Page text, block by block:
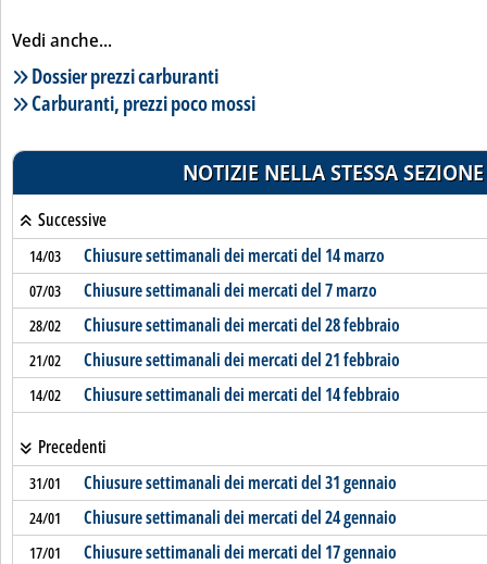
Vedi anche...
Lista notizie correlate
Dossier prezzi carburanti
Carburanti, prezzi poco mossi
NOTIZIE NELLA STESSA SEZIONE
Successive
14/03 Chiusure settimanali dei mercati del 14 marzo
07/03 Chiusure settimanali dei mercati del 7 marzo
28/02 Chiusure settimanali dei mercati del 28 febbraio
21/02 Chiusure settimanali dei mercati del 21 febbraio
14/02 Chiusure settimanali dei mercati del 14 febbraio
Precedenti
31/01 Chiusure settimanali dei mercati del 31 gennaio
24/01 Chiusure settimanali dei mercati del 24 gennaio
17/01 Chiusure settimanali dei mercati del 17 gennaio